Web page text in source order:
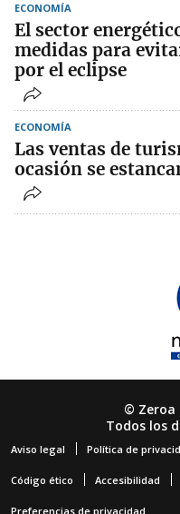
ECONOMÍA
El sector
medidas para
por el eclipse
ECONOMÍA
Las ventas de
ocasión se
© Zeroa
Todos los
Aviso legal Política de
Código ético Accesibilidad
Preferencias de privacidad